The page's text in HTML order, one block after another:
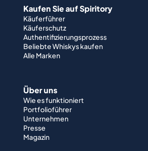
Kaufen Sie auf Spiritory
Käuferführer
Käuferschutz
Authentifizierungsprozess
Beliebte Whiskys kaufen
Alle Marken
Über uns
Wie es funktioniert
Portfolioführer
Unternehmen
Presse
Magazin